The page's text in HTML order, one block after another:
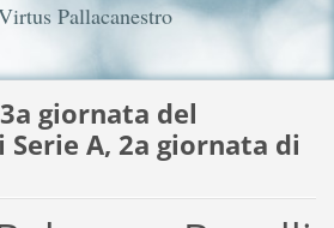
Pallacanestro
giornata del
A, 2a giornata di